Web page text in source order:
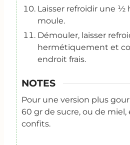
Laisser refroidir une ½
moule.
Démouler, laisser
hermétiquement et
endroit frais.
NOTES
Pour une version plus
60 gr de sucre, ou de
confits.